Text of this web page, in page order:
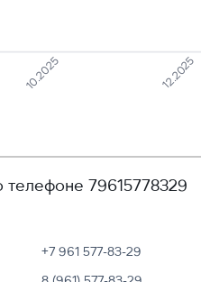
10.2025 12.2025
79615778329
+7 961 577-83-29